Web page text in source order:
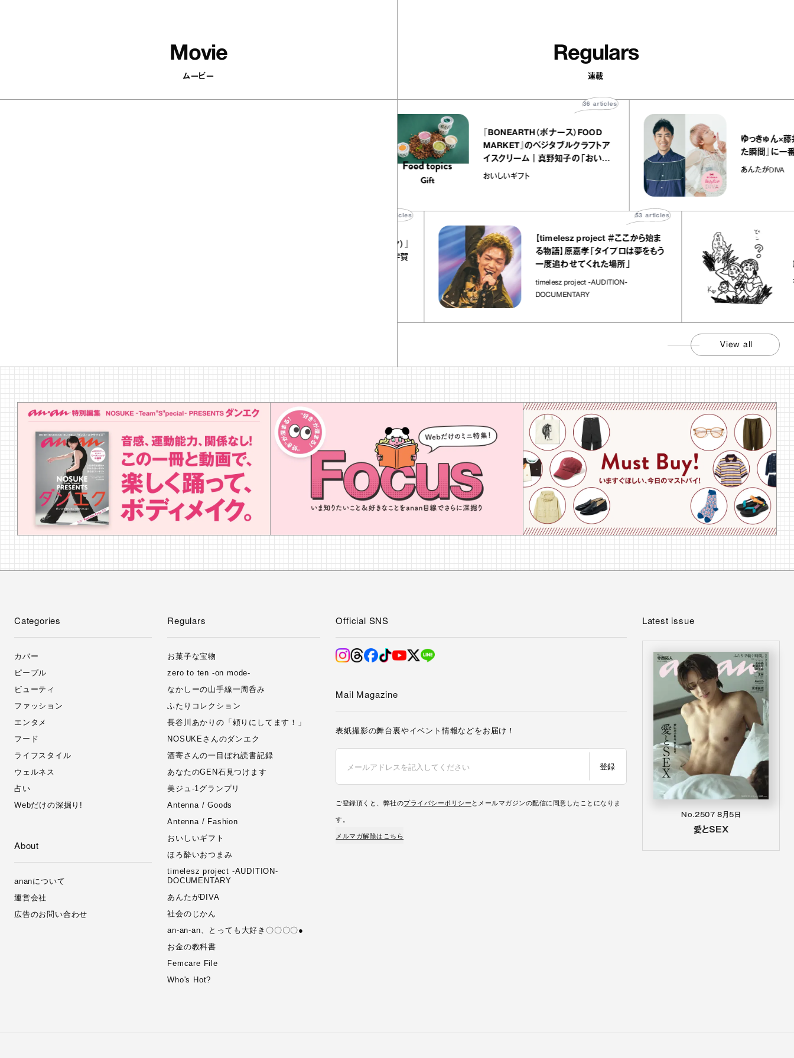
Movie
ムービー
Regulars
連載
『BONEARTH（ボナース）FOOD
MARKET』のベジタブルクラフトア
イスクリーム｜真野知子の「おいし
いギフト」
おいしいギフト
36articles
ゆっきゅ
た瞬間』
あんたが
【timelesz project ＃ここから始ま
る物語】原嘉孝「タイプロは夢をもう
一度追わせてくれた場所」
timelesz project -AUDITION-
DOCUMENTARY
articles
解説
社
View all
Categories
カバー
ピープル
ビューティ
ファッション
エンタメ
フード
ライフスタイル
ウェルネス
占い
Webだけの深掘り!
About
ananについて
運営会社
広告のお問い合わせ
Regulars
お菓子な宝物
zero to ten -on mode-
なかしーの山手線一周呑み
ふたりコレクション
長谷川あかりの「頼りにしてます！」
NOSUKEさんのダンエク
酒寄さんの一目ぼれ読書記録
あなたのGEN石見つけます
美ジュ‐1グランプリ
Antenna / Goods
Antenna / Fashion
おいしいギフト
ほろ酔いおつまみ
timelesz project -AUDITION-
DOCUMENTARY
あんたがDIVA
社会のじかん
an-an-an、とっても大好き〇〇〇〇●
お金の教科書
Femcare File
Who's Hot?
Official SNS
Mail Magazine
表紙撮影の舞台裏やイベント情報などをお届け！
登録
ご登録頂くと、弊社のプライバシーポリシーとメールマガジンの配信に同意したことになりま
す。
メルマガ解除はこちら
Latest issue
No.2507 8月5日
愛とSEX